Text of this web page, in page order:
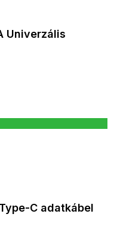
Univerzális
C adatkábel